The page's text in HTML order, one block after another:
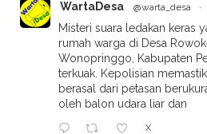
WartaDesa @warta_desa ·
Misteri suara ledakan keras
rumah warga di Desa
Wonopringgo, Kabupaten
terkuak. Kepolisian
berasal dari petasan
oleh balon udara liar dan
X